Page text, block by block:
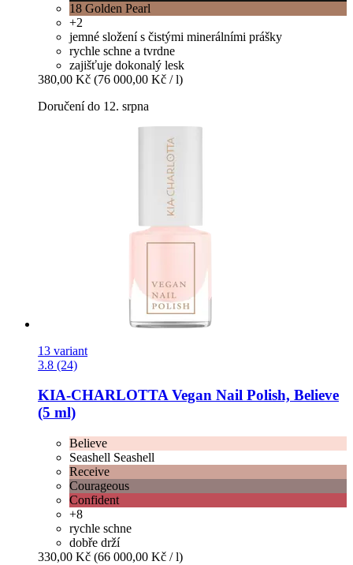
18 Golden Pearl
+2
jemné složení s čistými minerálními prášky
rychle schne a tvrdne
zajišťuje dokonalý lesk
380,00 Kč (76 000,00 Kč / l)
Doručení do 12. srpna
13 variant
3.8 (24)
KIA-CHARLOTTAVegan Nail Polish, Believe
(5 ml)
Believe
Seashell Seashell
Receive
Courageous
Confident
+8
rychle schne
dobře drží
330,00 Kč (66 000,00 Kč / l)